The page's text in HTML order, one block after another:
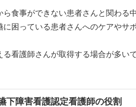
ら食事ができない患者さんと関わる
に困っている患者さんへのケアやサ
る看護師さんが取得する場合が多いで
下障害看護認定看護師の役割